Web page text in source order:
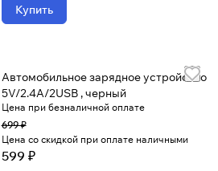
Купить
Автомобильное зарядное устройство
5V/2.4A/2USB , черный
Цена при безналичной оплате
699 ₽
Цена со скидкой при оплате наличными
599 ₽